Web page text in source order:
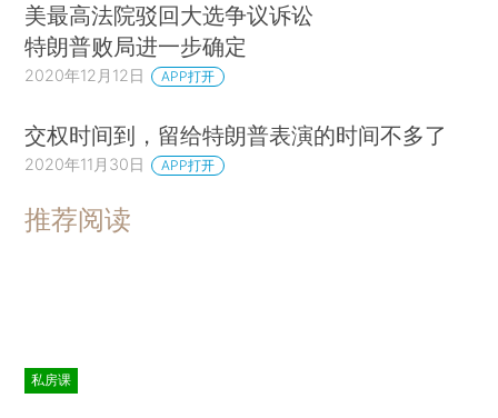
美最高法院驳回大选争议诉讼
特朗普败局进一步确定
2020年12月12日 APP打开
交权时间到，留给特朗普表演的时间不多了
2020年11月30日 APP打开
推荐阅读
私房课